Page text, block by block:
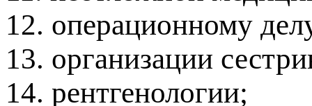
12. операционному
13. организации
14. рентгенологии;